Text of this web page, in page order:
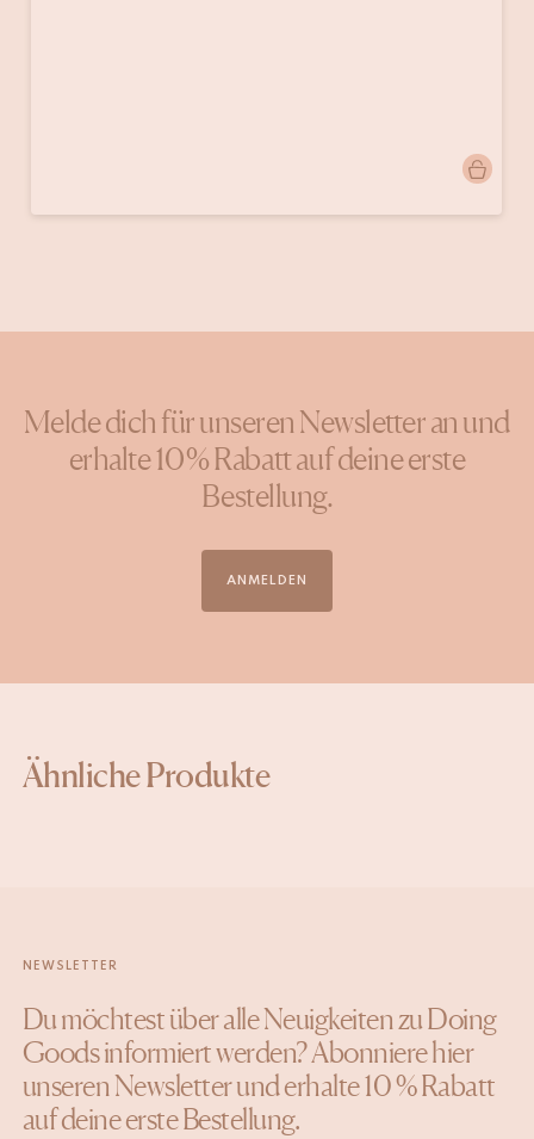
veröffentlicht
Melde dich für unseren Newsletter an und
erhalte 10 % Rabatt auf deine erste
Bestellung.
ANMELDEN
Ähnliche Produkte
NEWSLETTER
Du möchtest über alle Neuigkeiten zu Doing
Goods informiert werden? Abonniere hier
unseren Newsletter und erhalte 10 % Rabatt
auf deine erste Bestellung.